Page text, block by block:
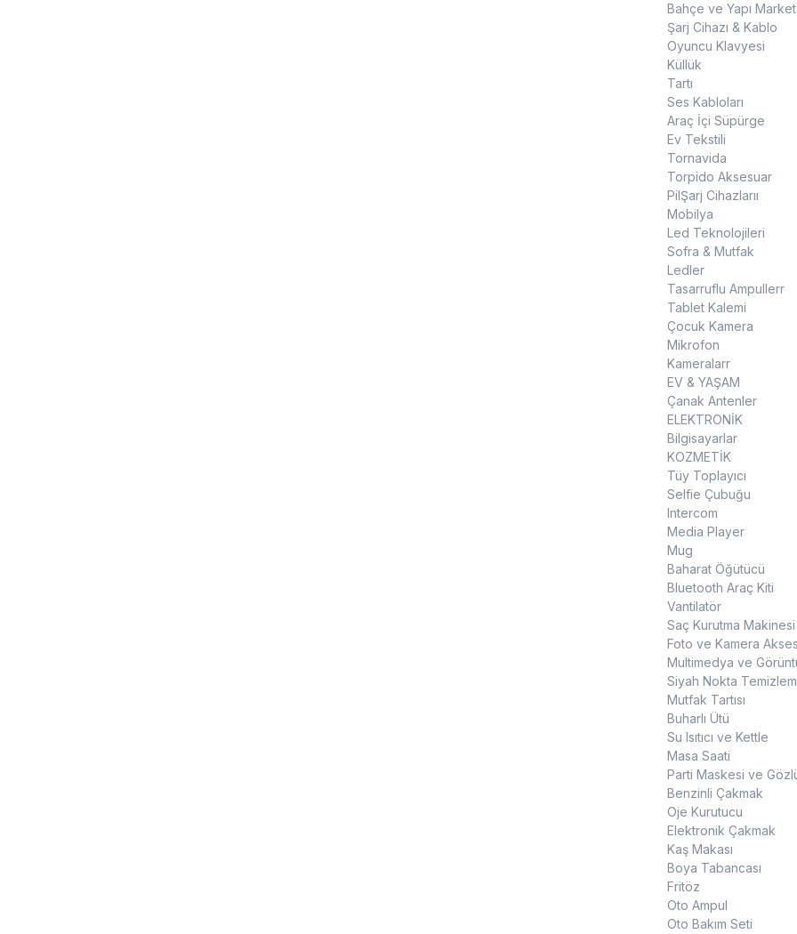
Bahçe ve Yapı Market
Şarj Cihazı & Kablo
Oyuncu Klavyesi
Küllük
Tartı
Ses Kabloları
Araç İçi Süpürge
Ev Tekstili
Tornavida
Torpido Aksesuar
PilŞarj Cihazlarıı
Mobilya
Led Teknolojileri
Sofra & Mutfak
Ledler
Tasarruflu Ampullerr
Tablet Kalemi
Çocuk Kamera
Mikrofon
Kameralarr
EV & YAŞAM
Çanak Antenler
ELEKTRONİK
Bilgisayarlar
KOZMETİK
Tüy Toplayıcı
Selfie Çubuğu
Intercom
Media Player
Mug
Baharat Öğütücü
Bluetooth Araç Kiti
Vantilatör
Saç Kurutma Makinesi
Foto ve Kamera
Multimedya ve
Siyah Nokta
Mutfak Tartısı
Buharlı Ütü
Su Isıtıcı ve Kettle
Masa Saati
Parti Maskesi ve
Benzinli Çakmak
Oje Kurutucu
Elektronik Çakmak
Kaş Makası
Boya Tabancası
Fritöz
Oto Ampul
Oto Bakım Seti